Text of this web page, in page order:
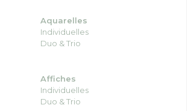
Aquarelles
Individuelles
Duo &Trio
Affiches
Individuelles
Duo & Trio